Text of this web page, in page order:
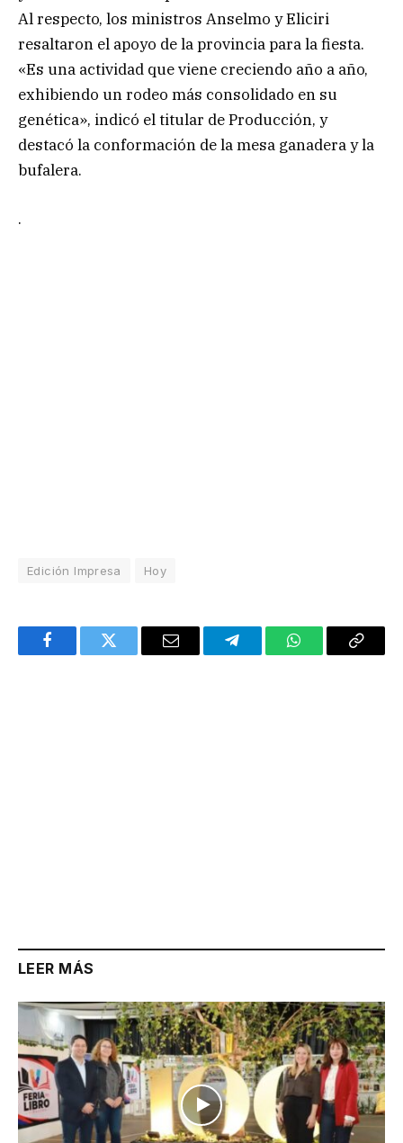
Al respecto, los ministros Anselmo y Eliciri
resaltaron el apoyo de la provincia para la fiesta.
«Es una actividad que viene creciendo año a año,
exhibiendo un rodeo más consolidado en su
genética», indicó el titular de Producción, y
destacó la conformación de la mesa ganadera y la
bufalera.
.
Edición Impresa Hoy
FacebookTwitter Email TelegramWhatsAppCopy
LEER MÁS